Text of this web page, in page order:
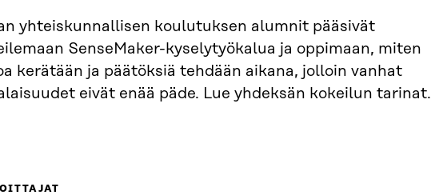
yhteiskunnallisen koulutuksen alumnit pääsivät
SenseMaker-kyselytyökalua ja oppimaan, miten
kerätään ja päätöksiä tehdään aikana, jolloin vanhat
eivät enää päde. Lue yhdeksän kokeilun tarinat.